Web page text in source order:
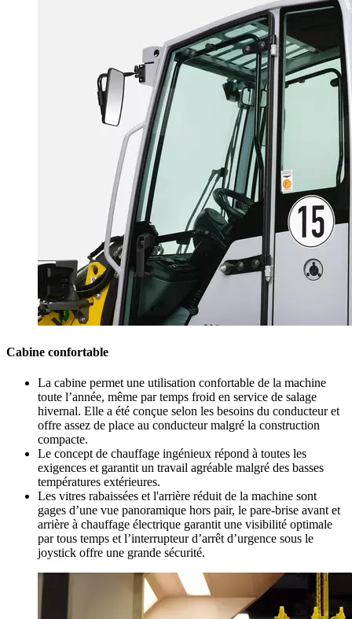
Cabine confortable
La cabine permet une utilisation confortable de la machine
toute l’année, même par temps froid en service de salage
hivernal. Elle a été conçue selon les besoins du conducteur et
offre assez de place au conducteur malgré la construction
compacte.
Le concept de chauffage ingénieux répond à toutes les
exigences et garantit un travail agréable malgré des basses
températures extérieures.
Les vitres rabaissées et l'arrière réduit de la machine sont
gages d’une vue panoramique hors pair, le pare-brise avant et
arrière à chauffage électrique garantit une visibilité optimale
par tous temps et l’interrupteur d’arrêt d’urgence sous le
joystick offre une grande sécurité.